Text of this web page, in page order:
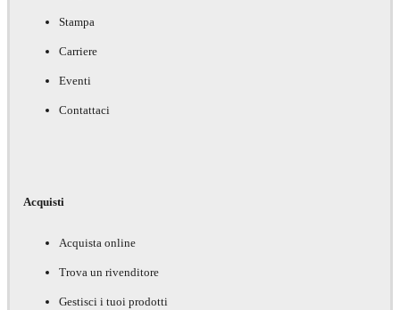
Stampa
Carriere
Eventi
Contattaci
Acquisti
Acquista online
Trova un rivenditore
Gestisci i tuoi prodotti